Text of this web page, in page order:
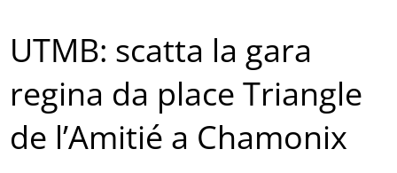
UTMB: scatta la gara
regina da place Triangle
de l’Amitié a Chamonix